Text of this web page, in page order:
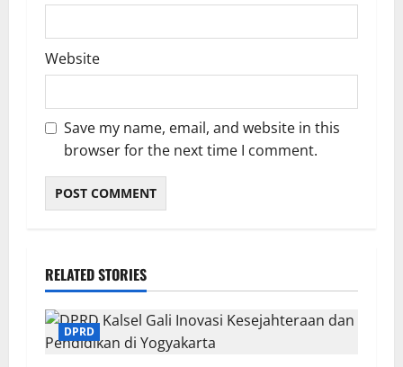
Website
Save my name, email, and website in this
browser for the next time I comment.
RELATED STORIES
DPRD